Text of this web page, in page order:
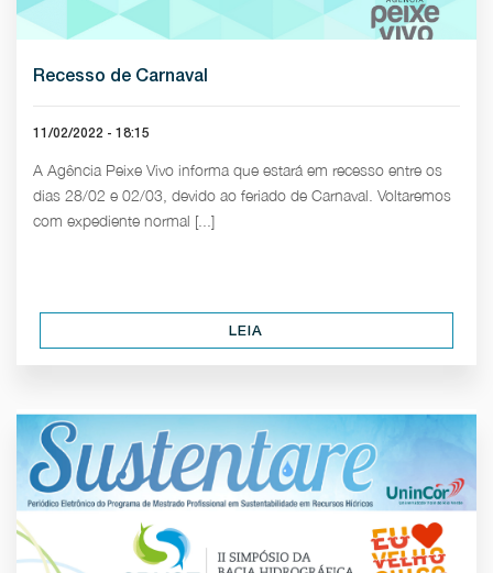
Recesso de Carnaval
11/02/2022 - 18:15
A Agência Peixe Vivo informa que estará em recesso entre os
dias 28/02 e 02/03, devido ao feriado de Carnaval. Voltaremos
com expediente normal [...]
LEIA